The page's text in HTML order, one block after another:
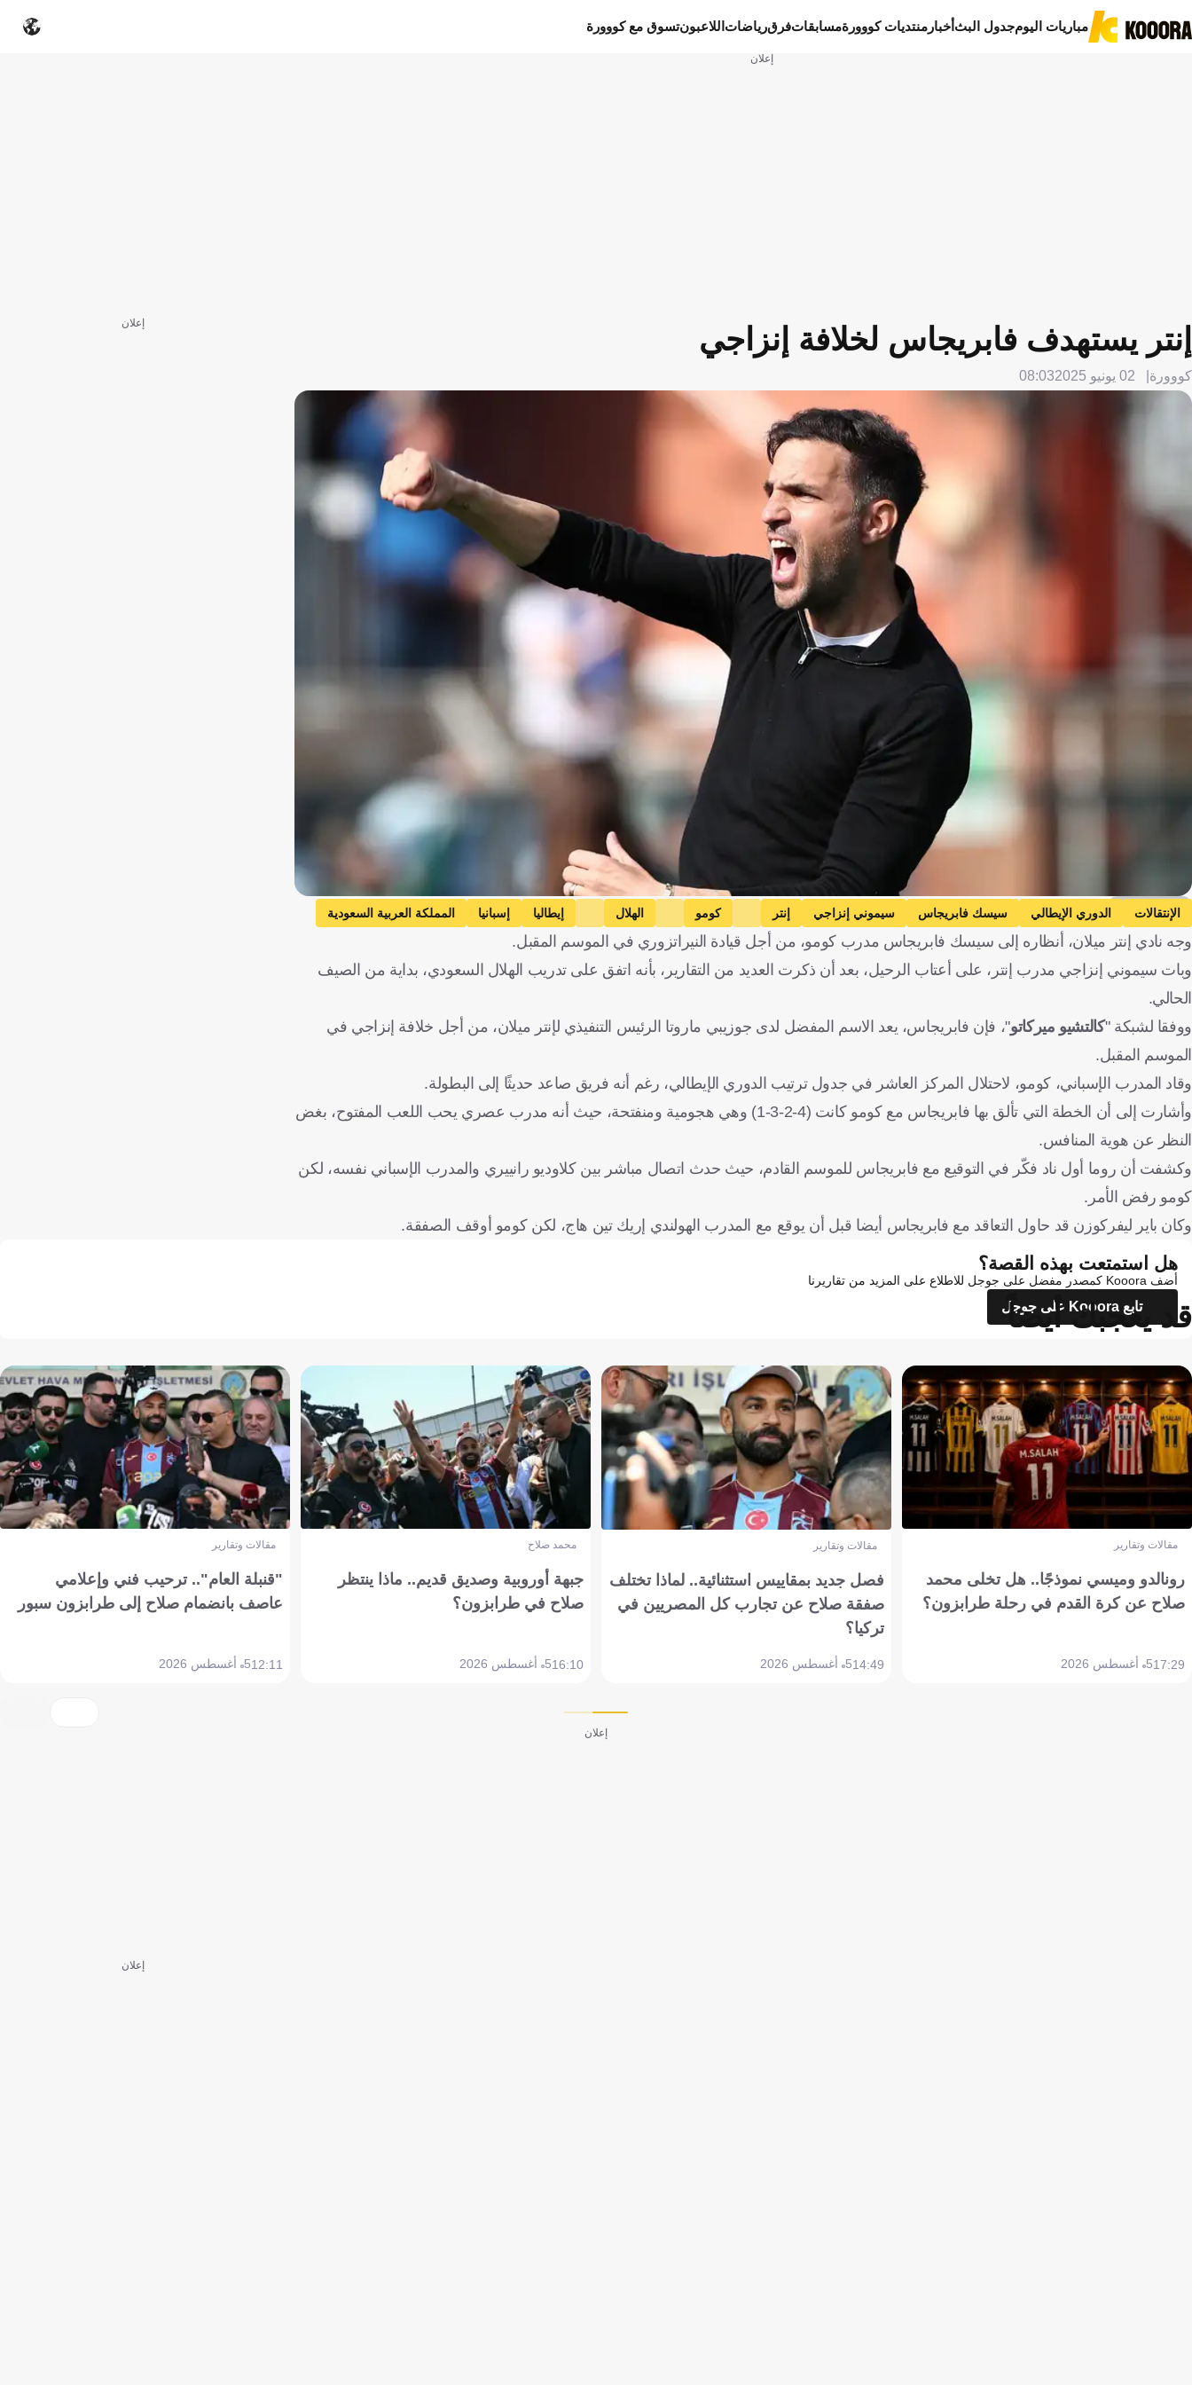
مباريات اليومجدول البثأخبار منتديات كووورةمسابقاتفرقرياضات اللاعبونتسوق مع كووورة
إعلان
إنتر يستهدف فابريجاس لخلافة إنزاجي
كووورة 02 يونيو 2025 08:03
Getty Images
الإنتقالات الدوري الإيطالي سيسك فابريجاس سيموني إنزاجي إنتر كومو الهلال إيطاليا إسبانيا
المملكة العربية السعودية
كرة قدم
وجه نادي إنتر ميلان، أنظاره إلى سيسك فابريجاس مدرب كومو، من أجل قيادة النيراتزوري في الموسم المقبل.
وبات سيموني إنزاجي مدرب إنتر، على أعتاب الرحيل، بعد أن ذكرت العديد من التقارير، بأنه اتفق على تدريب الهلال السعودي، بداية من الصيف
الحالي.
ووفقا لشبكة "كالتشيو ميركاتو"، فإن فابريجاس، يعد الاسم المفضل لدى جوزيبي ماروتا الرئيس التنفيذي لإنتر ميلان، من أجل خلافة إنزاجي في
الموسم المقبل.
وقاد المدرب الإسباني، كومو، لاحتلال المركز العاشر في جدول ترتيب الدوري الإيطالي، رغم أنه فريق صاعد حديثًا إلى البطولة.
وأشارت إلى أن الخطة التي تألق بها فابريجاس مع كومو كانت (4-2-3-1) وهي هجومية ومنفتحة، حيث أنه مدرب عصري يحب اللعب المفتوح، بغض
النظر عن هوية المنافس.
وكشفت أن روما أول ناد فكّر في التوقيع مع فابريجاس للموسم القادم، حيث حدث اتصال مباشر بين كلاوديو رانييري والمدرب الإسباني نفسه، لكن
كومو رفض الأمر.
وكان باير ليفركوزن قد حاول التعاقد مع فابريجاس أيضا قبل أن يوقع مع المدرب الهولندي إريك تين هاج، لكن كومو أوقف الصفقة.
إعلان
هل استمتعت بهذه القصة؟
أضف Kooora كمصدر مفضل على جوجل للاطلاع على المزيد من تقاريرنا
تابع Kooora على جوجل
قد يعجبك أيضاً
مقالات وتقارير
رونالدو وميسي نموذجًا.. هل تخلى محمد
صلاح عن كرة القدم في رحلة طرابزون؟
17:295 أغسطس 2026
مقالات وتقارير
فصل جديد بمقاييس استثنائية.. لماذا تختلف
صفقة صلاح عن تجارب كل المصريين في
تركيا؟
14:495 أغسطس 2026
محمد صلاح
جبهة أوروبية وصديق قديم.. ماذا ينتظر
صلاح في طرابزون؟
16:105 أغسطس 2026
مقالات وتقارير
"قنبلة العام".. ترحيب فني وإعلامي
عاصف بانضمام صلاح إلى طرابزون سبور
12:115 أغسطس 2026
إعلان
إعلان